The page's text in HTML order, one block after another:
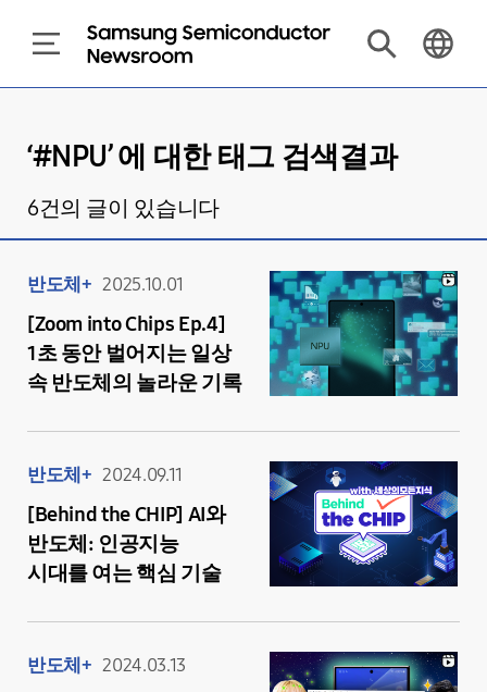
‘#NPU’ 에 대한 태그 검색결과
6건의 글이 있습니다
반도체+ 2025.10.01
[Zoom into Chips Ep.4]
1초 동안 벌어지는 일상
속 반도체의 놀라운 기록
반도체+ 2024.09.11
[Behind the CHIP] AI와
반도체: 인공지능
시대를 여는 핵심 기술
반도체+ 2024.03.13